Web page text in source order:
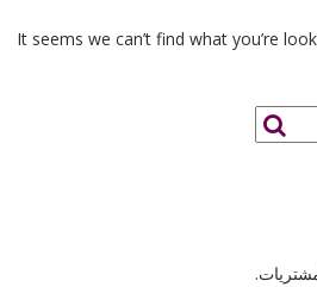
It seems we can’t find what you’re